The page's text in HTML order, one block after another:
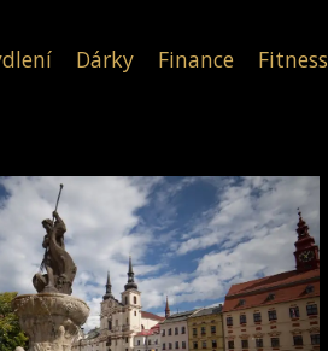
Dárky Finance Fitness